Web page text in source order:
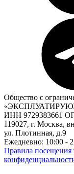
Общество с
ИНН 9729383661
119027, г. Москва,
ул. Плотинная, д.9
Ежедневно: 10:00 -
Правила посещения